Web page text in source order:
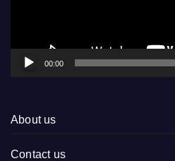
00:00
About us
Contact us